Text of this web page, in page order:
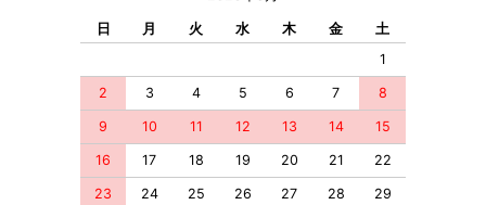
日 月 火 水 木 金
土
1
2 3 4 5 6 7 8
9 10 11 12 13 14 15
16 17 18 19 20 21 22
23 24 25 26 27 28 29